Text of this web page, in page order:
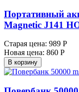
Портативный
Magnetic J141
Старая цена: 989 Р
Новая цена: 860 Р
В корзину